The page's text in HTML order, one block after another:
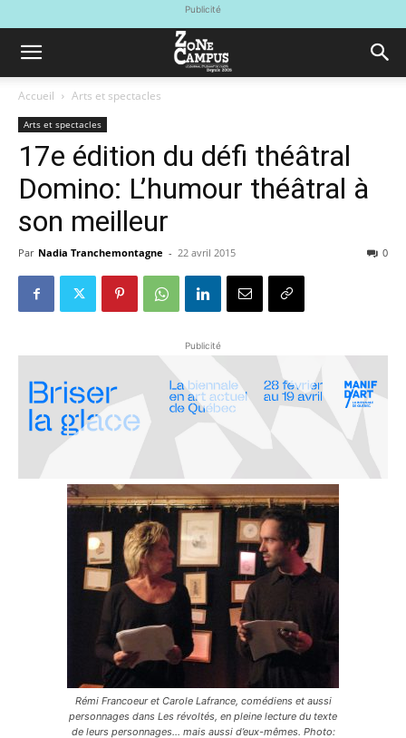
Publicité
Accueil Arts et spectacles
Arts et spectacles
17e édition du défi théâtral
Domino: L’humour théâtral à
son meilleur
Par Nadia Tranchemontagne - 22 avril 2015 0
Publicité
Rémi Francoeur et Carole Lafrance, comédiens et aussi
personnages dans Les révoltés, en pleine lecture du texte
de leurs personnages… mais aussi d’eux-mêmes. Photo: